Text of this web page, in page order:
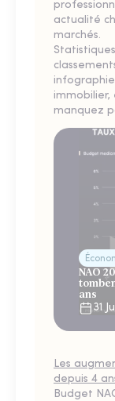
actualité
marchés.
immobilier,
manquez
NAO
ans
31
Les
depuis 4
Budget